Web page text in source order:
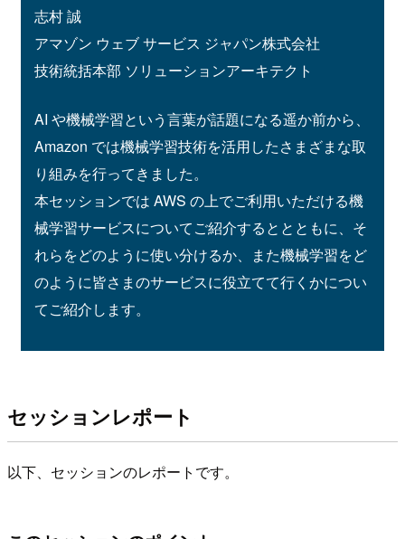
志村 誠
アマゾン ウェブ サービス ジャパン株式会社
技術統括本部 ソリューションアーキテクト
AI や機械学習という言葉が話題になる遥か前から、
Amazon では機械学習技術を活用したさまざまな取
り組みを行ってきました。
本セッションでは AWS の上でご利用いただける機
械学習サービスについてご紹介するととともに、そ
れらをどのように使い分けるか、また機械学習をど
のように皆さまのサービスに役立てて行くかについ
てご紹介します。
セッションレポート
以下、セッションのレポートです。